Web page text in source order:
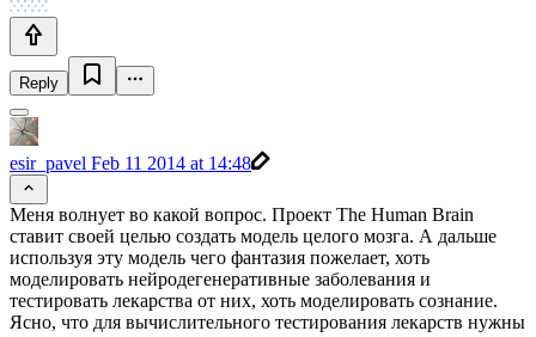
Reply
esir_pavel Feb 11 2014 at 14:48
Меня волнует во какой вопрос. Проект The Human Brain
ставит своей целью создать модель целого мозга. А дальше
используя эту модель чего фантазия пожелает, хоть
моделировать нейродегенеративные заболевания и
тестировать лекарства от них, хоть моделировать сознание.
Ясно, что для вычислительного тестирования лекарств нужны